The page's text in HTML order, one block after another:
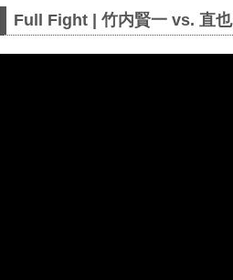
Full Fight | 竹内賢一 vs. 直也